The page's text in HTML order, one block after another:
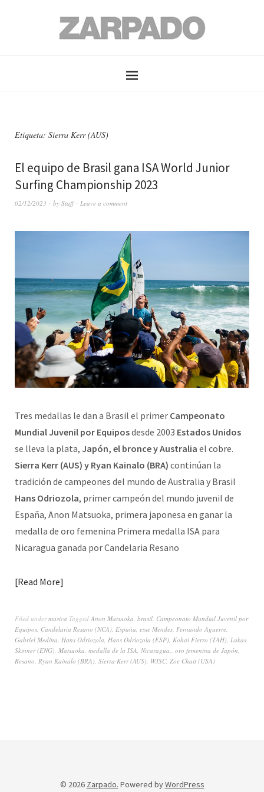
Etiqueta: Sierra Kerr (AUS)
El equipo de Brasil gana ISA World Junior
Surfing Championship 2023
02/12/2023 by Staff Leave a comment
Tres medallas le dan a Brasil el primer Campeonato
Mundial Juvenil por Equiposdesde 2003 Estados Unidos
se lleva la plata, Japón, el bronce y Australia el cobre.
Sierra Kerr (AUS) y Ryan Kainalo (BRA) continúan la
tradición de campeones del mundo de Australia y Brasil
Hans Odriozola, primer campeón del mundo juvenil de
España, Anon Matsuoka, primera japonesa en ganar la
medalla de oro femenina Primera medalla ISA para
Nicaragua ganada por Candelaria Resano
Read More
Filed undermusica Tagged Anon Matsuoka brasil Campeonato Mundial Juvenil por
Equipos Candelaria Resano (NCA) España esse Mendes Fernando Aguerre
Gabriel Medina Hans Odriozola Hans Odriozola (ESP) Kohai Fierro (TAH) Lukas
Skinner (ENG) Matsuoka medalla de la ISA Nicaragua. oro femenina de Japón
Resano Ryan Kainalo (BRA) Sierra Kerr (AUS) WJSC, Zoe Chait (USA)
© 2026 Zarpado. Powered byWordPress